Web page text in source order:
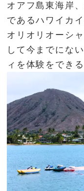
オアフ島東海岸
であるハワイカ
オリオリオーシ
して今までにな
ィを体験をでき